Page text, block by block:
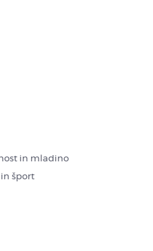
in mladino
in šport